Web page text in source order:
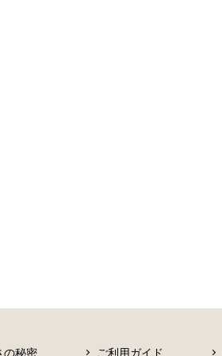
の秘密 ご利用ガイド